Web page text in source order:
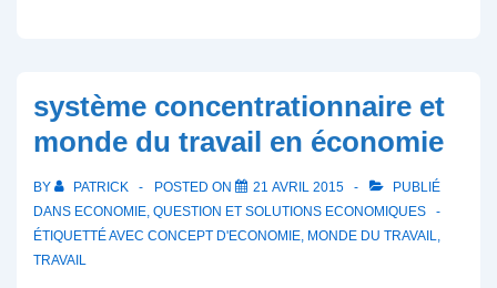
système concentrationnaire et
monde du travail en économie
BY PATRICK POSTED ON 21 AVRIL 2015
PUBLIÉ
DANS ECONOMIE, QUESTION ET SOLUTIONS ECONOMIQUES
ÉTIQUETTÉ AVEC CONCEPT D'ECONOMIE, MONDE DU TRAVAIL,
TRAVAIL